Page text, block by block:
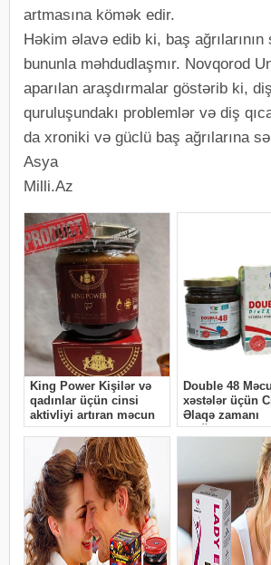
artmasına kömək edir.
Həkim əlavə edib ki, baş ağrılarının
bununla məhdudlaşmır. Novqorod
aparılan araşdırmalar göstərib ki,
quruluşundakı problemlər və diş
da xroniki və güclü baş ağrılarına
Asya
Milli.Az